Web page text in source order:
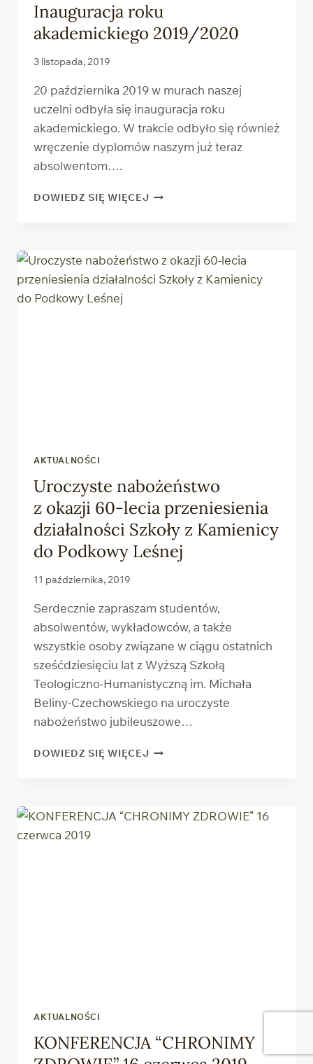
Inauguracja roku
akademickiego 2019/2020
3 listopada, 2019
20 października 2019 w murach naszej
uczelni odbyła się inauguracja roku
akademickiego. W trakcie odbyło się również
wręczenie dyplomów naszym już teraz
absolwentom….
DOWIEDZ SIĘ WIĘCEJINAUGURACJA
AKTUALNOŚCI
Uroczyste nabożeństwo
z okazji 60-lecia przeniesienia
działalności Szkoły z Kamienicy
do Podkowy Leśnej
11 października, 2019
Serdecznie zapraszam studentów,
absolwentów, wykładowców, a także
wszystkie osoby związane w ciągu ostatnich
sześćdziesięciu lat z Wyższą Szkołą
Teologiczno-Humanistyczną im. Michała
Beliny-Czechowskiego na uroczyste
nabożeństwo jubileuszowe…
DOWIEDZ SIĘ WIĘCEJUROCZYSTE
PRZENIESIENIA
AKTUALNOŚCI
KONFERENCJA “CHRONIMY